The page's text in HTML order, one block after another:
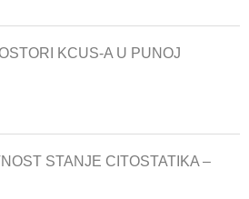
KCUS-A U PUNOJ
STANJE CITOSTATIKA –